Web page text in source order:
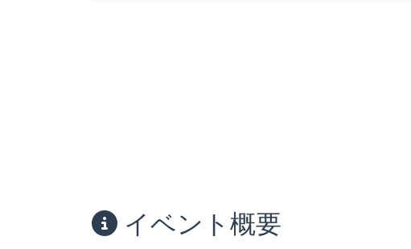
イベント概要